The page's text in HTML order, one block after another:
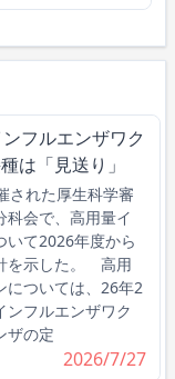
フルエンザワク
は「見送り」
された厚生科学審
科会で、高用量イ
いて2026年度から
を示した。 高用
については、26年2
ンフルエンザワク
ザの定
2026/7/27